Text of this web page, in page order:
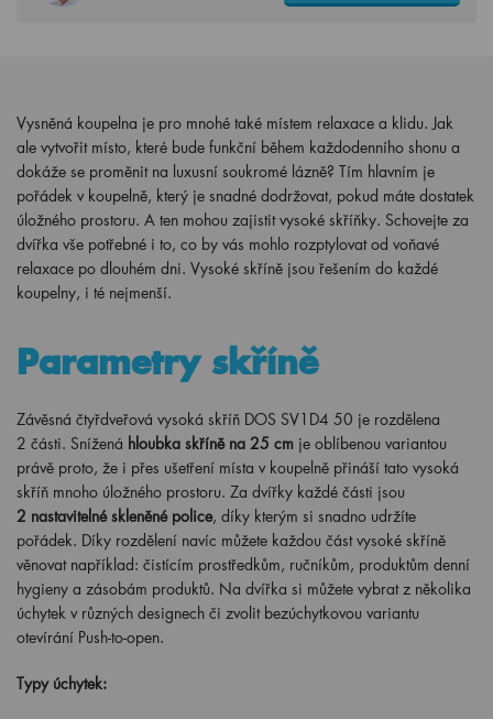
Vysněná koupelna je pro mnohé také místem relaxace a klidu. Jak
ale vytvořit místo, které bude funkční během každodenního shonu a
dokáže se proměnit na luxusní soukromé lázně? Tím hlavním je
pořádek v koupelně, který je snadné dodržovat, pokud máte dostatek
úložného prostoru. A ten mohou zajistit vysoké skříňky. Schovejte za
dvířka vše potřebné i to, co by vás mohlo rozptylovat od voňavé
relaxace po dlouhém dni. Vysoké skříně jsou řešením do každé
koupelny, i té nejmenší.
Parametry skříně
Závěsná čtyřdveřová vysoká skříň DOS SV1D4 50 je rozdělena
2 části. Snížená hloubka skříně na 25 cm je oblíbenou variantou
právě proto, že i přes ušetření místa v koupelně přináší tato vysoká
skříň mnoho úložného prostoru. Za dvířky každé části jsou
2 nastavitelné skleněné police, díky kterým si snadno udržíte
pořádek. Díky rozdělení navíc můžete každou část vysoké skříně
věnovat například: čistícím prostředkům, ručníkům, produktům denní
hygieny a zásobám produktů. Na dvířka si můžete vybrat z několika
úchytek v různých designech či zvolit bezúchytkovou variantu
otevírání Push-to-open.
Typy úchytek: